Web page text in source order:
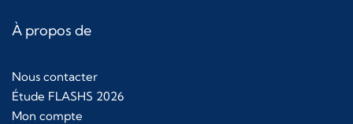
À propos de
Nous contacter
Étude FLASHS 2026
Mon compte